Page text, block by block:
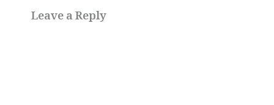
Leave a Reply